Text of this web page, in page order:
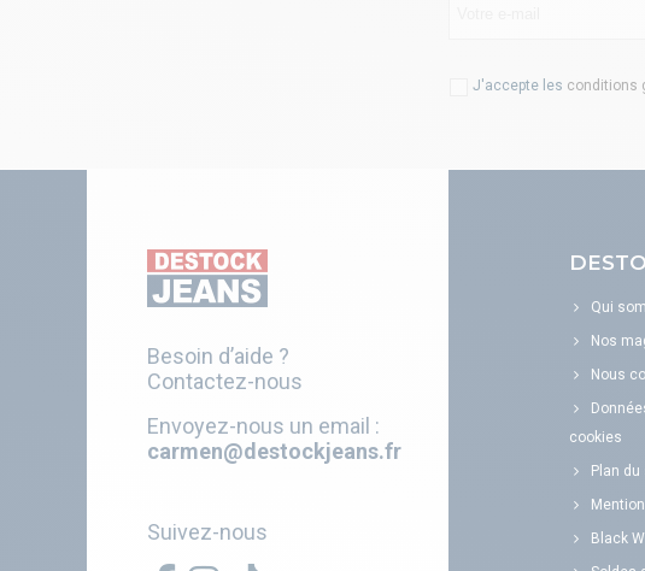
J'accepte les conditions
Besoin d’aide ?
Contactez-nous
Envoyez-nous un email :
carmen@destockjeans.fr
Suivez-nous
Qui
Nos
Nous
cookies
Plan du
Black